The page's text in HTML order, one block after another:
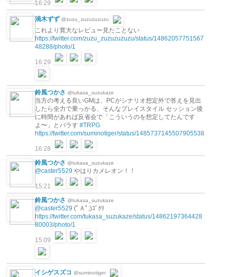
16:29
渦木ずず @zuzu_zuzuzuzuzu
これより寛大なレビュー見たことない
https://twitter.com/zuzu_zuzuzuzuzu/status/14862057751567
48288/photo/1
16:29
鈴風つかさ @tukasa_suzukaze
当方の考える良いGMは、PCがシナリオ想定外で答えを見出
したら全力で乗っかる、そんなプレイスタイル セッション後
に時間があれば反省会で「こういうのを想定してたんです
よ〜」とバラす #TRPG
https://twitter.com/suminotiger/status/1485737145507905538
16:28
鈴風つかさ @tukasa_suzukaze
@caster5529 やはりカメレオン！！
15:21
鈴風つかさ @tukasa_suzukaze
@caster5529 (ﾟＡﾟ;)ｺﾞｸﾘ
https://twitter.com/tukasa_suzukaze/status/14862197364428
80003/photo/1
15:09
イシゲスズコ @suminotiger